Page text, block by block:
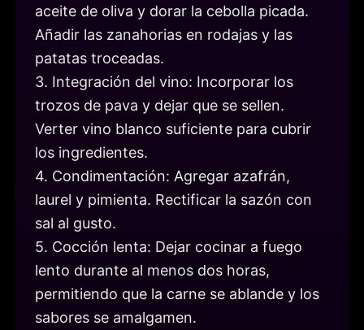
aceite de oliva y dorar la cebolla picada.
Añadir las zanahorias en rodajas y las
patatas troceadas.
3. Integración del vino: Incorporar los
trozos de pava y dejar que se sellen.
Verter vino blanco suficiente para cubrir
los ingredientes.
4. Condimentación: Agregar azafrán,
laurel y pimienta. Rectificar la sazón con
sal al gusto.
5. Cocción lenta: Dejar cocinar a fuego
lento durante al menos dos horas,
permitiendo que la carne se ablande y los
sabores se amalgamen.